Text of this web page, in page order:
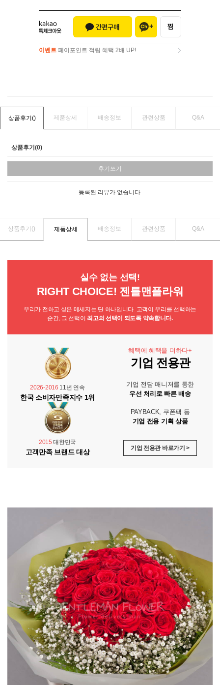
이벤트 페이포인트 적립 혜택 2배 UP!
상품후기() 제품상세 배송정보 관련상품 Q&A
상품후기(0)
후기쓰기
등록된 리뷰가 없습니다.
상품후기() 제품상세 배송정보 관련상품 Q&A
실수 없는 선택!
RIGHT CHOICE! 젠틀맨플라워
우리가 전하고 싶은 메세지는 단 하나입니다. 고객이 우리를 선택하는
순간, 그 선택이 최고의 선택이 되도록 약속합니다.
2026-2016 11년 연속
한국 소비자만족지수 1위
2015 대한민국
고객만족 브랜드 대상
혜택에 혜택을 더하다+
기업 전용관
기업 전담 매니저를 통한
우선 처리로 빠른 배송
PAYBACK, 쿠폰팩 등
기업 전용 기획 상품
기업 전용관 바로가기 >